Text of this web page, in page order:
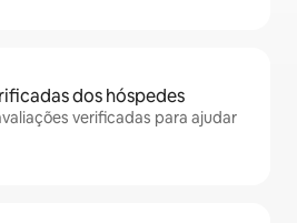
dos hóspedes
verificadas para ajudar